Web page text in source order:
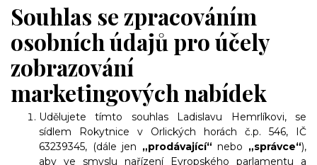
Souhlas se zpracováním
osobních údajů pro účely
zobrazování
marketingových nabídek
Udělujete tímto souhlas Ladislavu Hemrlíkovi, se
sídlem Rokytnice v Orlických horách č.p. 546, IČ
63239345, (dále jen „prodávající“ nebo „správce“),
aby ve smyslu nařízení Evropského parlamentu a